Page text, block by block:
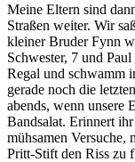
Meine Eltern sind
Straßen weiter. Wir
kleiner Bruder Fynn
Schwester, 7 und
Regal und schwamm
gerade noch die
abends, wenn unsere
Bandsalat. Erinnert
mühsamen Versuche,
Pritt-Stift den Riss zu